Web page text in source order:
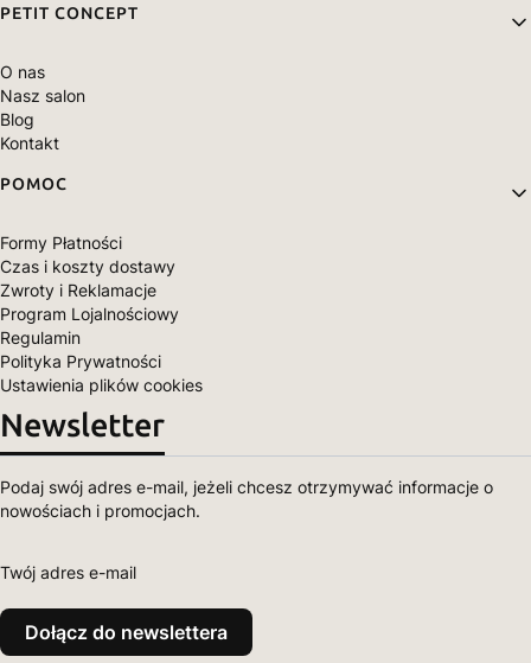
Linki w stopce
PETIT CONCEPT
O nas
Nasz salon
Blog
Kontakt
POMOC
Formy Płatności
Czas i koszty dostawy
Zwroty i Reklamacje
Program Lojalnościowy
Regulamin
Polityka Prywatności
Ustawienia plików cookies
Newsletter
Podaj swój adres e-mail, jeżeli chcesz otrzymywać informacje o
nowościach i promocjach.
Twój adres e-mail
Dołącz do newslettera